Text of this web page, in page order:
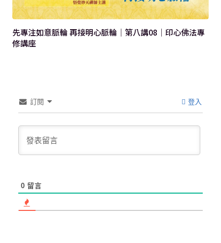
先專注如意脈輪 再接明心脈輪｜第八講08｜印心佛法專
修講座
訂閱 登入
0 留言